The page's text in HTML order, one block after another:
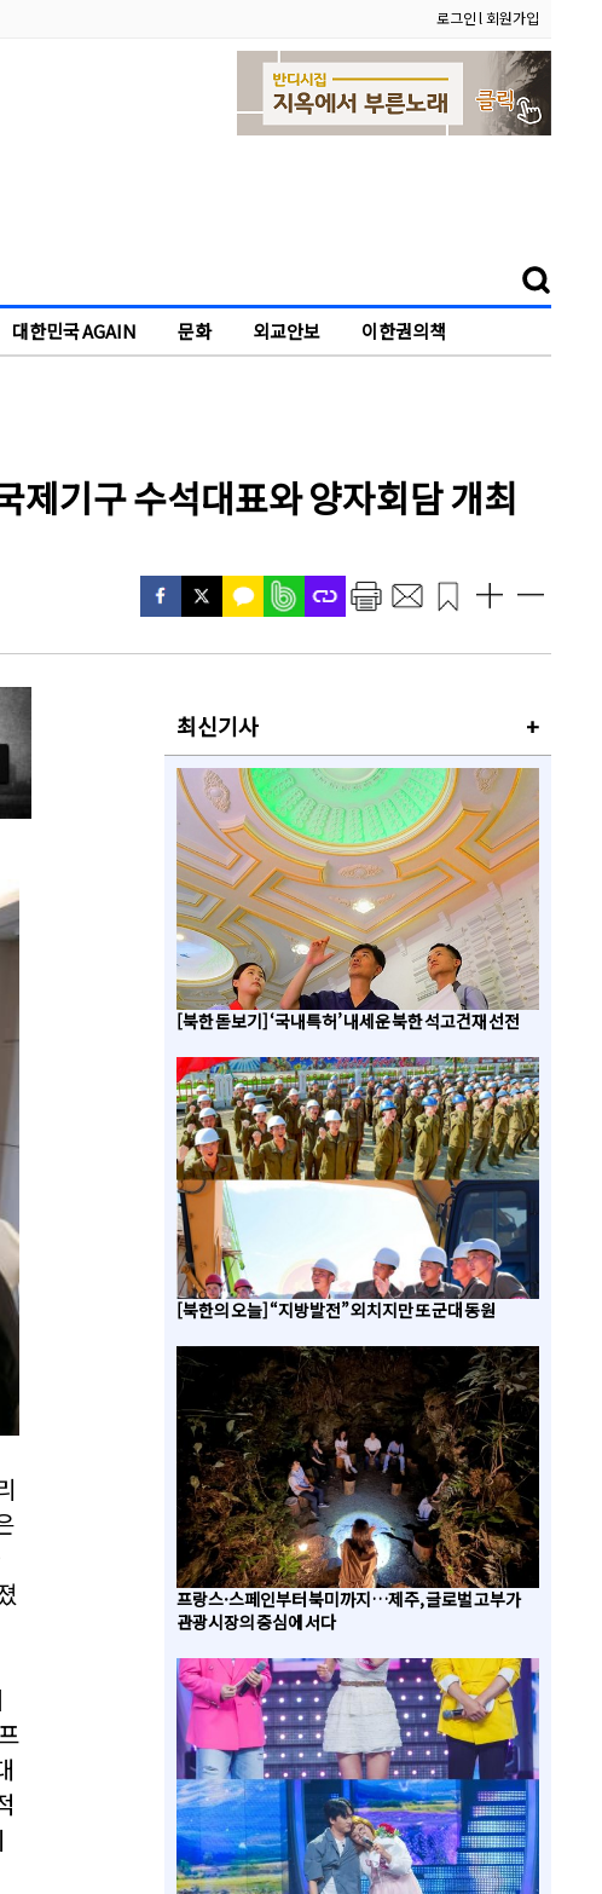
로그인l 회원가입
대한민국 AGAIN 문화 외교안보
이한권의책
제기구 수석대표와 양자회담 개최
최신기사 +
[북한 돋보기] ‘국내특허’ 내세운 북한 석고건재 선전
[북한의 오늘] “지방발전” 외치지만 또 군대 동원
프랑스·스페인부터 북미까지…제주, 글로벌 고부가
관광시장의 중심에 서다